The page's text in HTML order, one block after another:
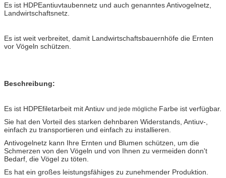
Es ist HDPEantiuvtaubennetz und auch genanntes Antivogelnetz,
Landwirtschaftsnetz.
Es ist weit verbreitet, damit Landwirtschaftsbauernhöfe die Ernten
vor Vögeln schützen.
Beschreibung:
Es ist HDPEfiletarbeit mit Antiuv und jede mögliche Farbe ist verfügbar.
Sie hat den Vorteil des starken dehnbaren Widerstands, Antiuv-,
einfach zu transportieren und einfach zu installieren.
Antivogelnetz kann Ihre Ernten und Blumen schützen, um die
Schmerzen von den Vögeln und von Ihnen zu vermeiden donn't
Bedarf, die Vögel zu töten.
Es hat ein großes leistungsfähiges zu zunehmender Produktion.